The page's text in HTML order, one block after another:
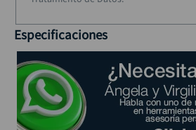
Especificaciones